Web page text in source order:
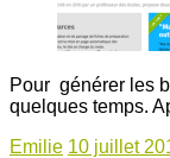
Pour générer les
quelques temps.
Emilie 10 juillet